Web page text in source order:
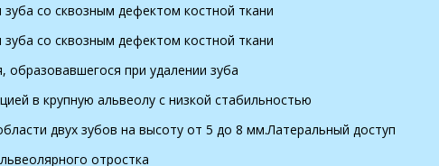
зуба со сквозным дефектом костной ткани
зуба со сквозным дефектом костной ткани
при удалении зуба
в крупную альвеолу с низкой стабильностью
двух зубов на высоту от 5 до 8 мм.Латеральный доступ
отростка